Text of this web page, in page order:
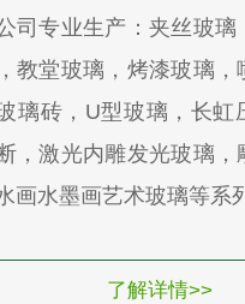
司专业生产：夹丝玻璃
教堂玻璃，烤漆玻璃，
璃砖，U型玻璃，长虹
，激光内雕发光玻璃，
画水墨画艺术玻璃等系
了解详情>>